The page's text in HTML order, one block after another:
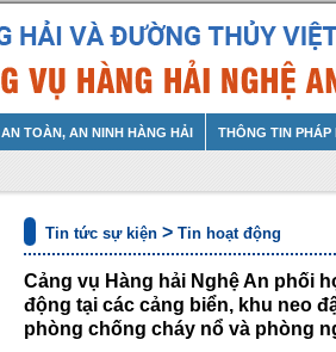
AN TOÀN, AN NINH HÀNG HẢI THÔNG TIN PHÁP
Tin tức sự kiện > Tin hoạt động
Cảng vụ Hàng hải Nghệ An phối
động tại các cảng biển, khu neo
phòng chống cháy nổ và phòng